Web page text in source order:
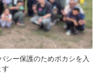
シー保護のためボカシを入
す